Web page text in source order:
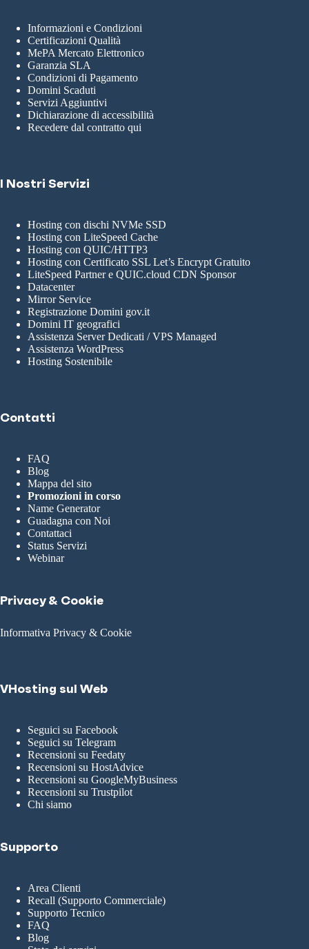
Informazioni e Condizioni
Certificazioni Qualità
MePA Mercato Elettronico
Garanzia SLA
Condizioni di Pagamento
Domini Scaduti
Servizi Aggiuntivi
Dichiarazione di accessibilità
Recedere dal contratto qui
I Nostri Servizi
Hosting con dischi NVMe SSD
Hosting con LiteSpeed Cache
Hosting con QUIC/HTTP3
Hosting con Certificato SSL Let’s Encrypt Gratuito
LiteSpeed Partner e QUIC.cloud CDN Sponsor
Datacenter
Mirror Service
Registrazione Domini gov.it
Domini IT geografici
Assistenza Server Dedicati / VPS Managed
Assistenza WordPress
Hosting Sostenibile
Contatti
FAQ
Blog
Mappa del sito
Promozioni in corso
Name Generator
Guadagna con Noi
Contattaci
Status Servizi
Webinar
Privacy & Cookie
Informativa Privacy & Cookie
VHosting sul Web
Seguici su Facebook
Seguici su Telegram
Recensioni su Feedaty
Recensioni su HostAdvice
Recensioni su GoogleMyBusiness
Recensioni su Trustpilot
Chi siamo
Supporto
Area Clienti
Recall (Supporto Commerciale)
Supporto Tecnico
FAQ
Blog